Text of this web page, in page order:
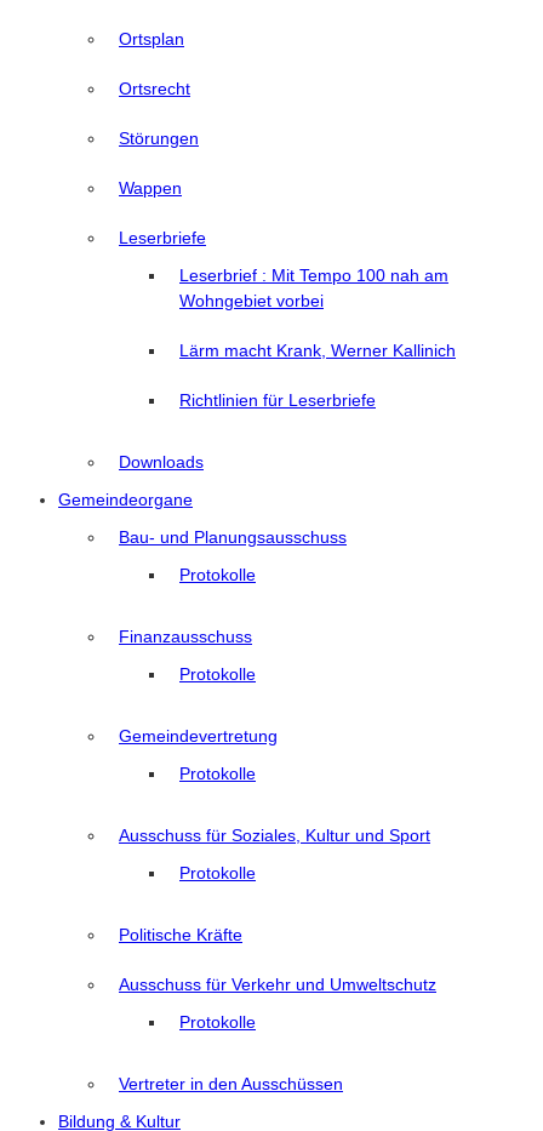
Ortsplan
Ortsrecht
Störungen
Wappen
Leserbriefe
Leserbrief : Mit Tempo 100 nah am
Wohngebiet vorbei
Lärm macht Krank, Werner Kallinich
Richtlinien für Leserbriefe
Downloads
Gemeindeorgane
Bau- und Planungsausschuss
Protokolle
Finanzausschuss
Protokolle
Gemeindevertretung
Protokolle
Ausschuss für Soziales, Kultur und Sport
Protokolle
Politische Kräfte
Ausschuss für Verkehr und Umweltschutz
Protokolle
Vertreter in den Ausschüssen
Bildung & Kultur